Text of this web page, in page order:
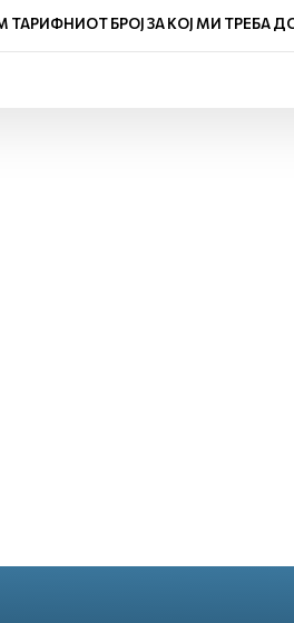
ТАРИФНИОТ БРОЈ ЗА КОЈ МИ